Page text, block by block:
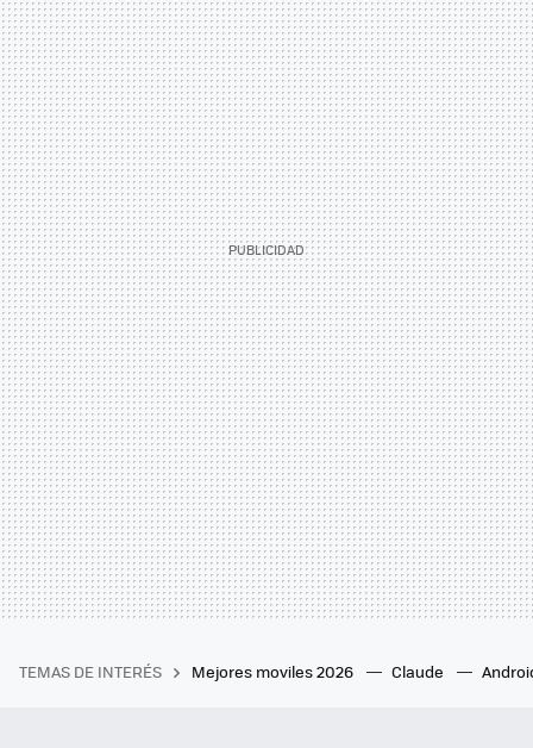
TEMAS DE INTERÉS Mejores moviles 2026 Claude